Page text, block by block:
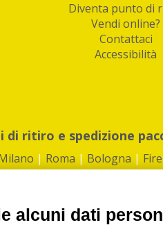
Diventa punto di
Vendi online?
Contattaci
Accessibilità
di ritiro e spedizione
| Roma | Bologna |
alcuni dati